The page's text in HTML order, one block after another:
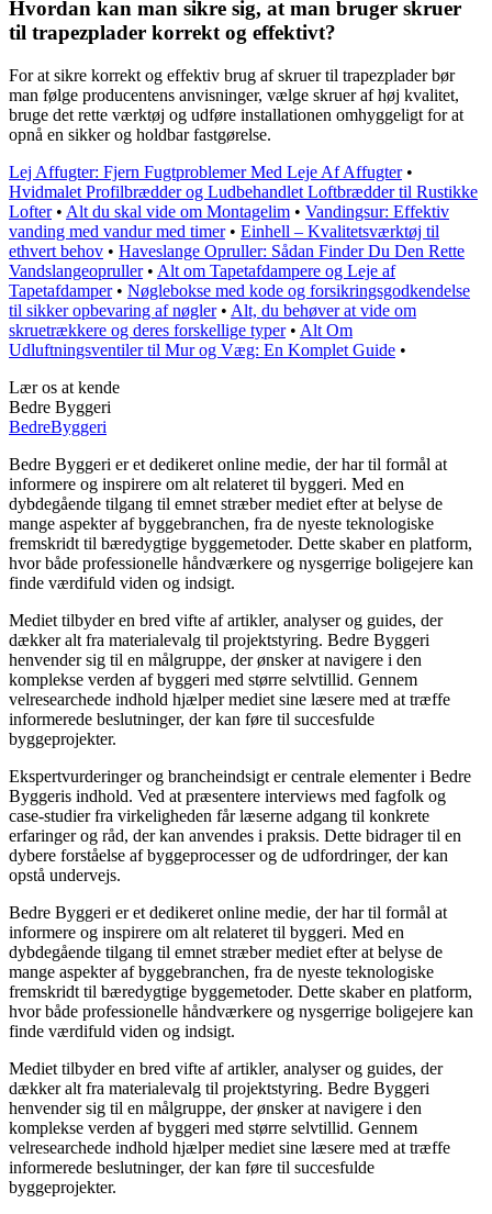
Hvordan kan man sikre sig, at man bruger skruer
til trapezplader korrekt og effektivt?
For at sikre korrekt og effektiv brug af skruer til trapezplader bør
man følge producentens anvisninger, vælge skruer af høj kvalitet,
bruge det rette værktøj og udføre installationen omhyggeligt for at
opnå en sikker og holdbar fastgørelse.
Lej Affugter: Fjern Fugtproblemer Med Leje Af Affugter•
Hvidmalet Profilbrædder og Ludbehandlet Loftbrædder til Rustikke
Lofter• Alt du skal vide om Montagelim • Vandingsur: Effektiv
vanding med vandur med timer• Einhell – Kvalitetsværktøj til
ethvert behov • Haveslange Opruller: Sådan Finder Du Den Rette
Vandslangeopruller• Alt om Tapetafdampere og Leje af
Tapetafdamper• Nøglebokse med kode og forsikringsgodkendelse
til sikker opbevaring af nøgler• Alt, du behøver at vide om
skruetrækkere og deres forskellige typer• Alt Om
Udluftningsventiler til Mur og Væg: En Komplet Guide •
Lær os at kende
Bedre Byggeri
BedreByggeri
Bedre Byggeri er et dedikeret online medie, der har til formål at
informere og inspirere om alt relateret til byggeri. Med en
dybdegående tilgang til emnet stræber mediet efter at belyse de
mange aspekter af byggebranchen, fra de nyeste teknologiske
fremskridt til bæredygtige byggemetoder. Dette skaber en platform,
hvor både professionelle håndværkere og nysgerrige boligejere kan
finde værdifuld viden og indsigt.
Mediet tilbyder en bred vifte af artikler, analyser og guides, der
dækker alt fra materialevalg til projektstyring. Bedre Byggeri
henvender sig til en målgruppe, der ønsker at navigere i den
komplekse verden af byggeri med større selvtillid. Gennem
velresearchede indhold hjælper mediet sine læsere med at træffe
informerede beslutninger, der kan føre til succesfulde
byggeprojekter.
Ekspertvurderinger og brancheindsigt er centrale elementer i Bedre
Byggeris indhold. Ved at præsentere interviews med fagfolk og
case-studier fra virkeligheden får læserne adgang til konkrete
erfaringer og råd, der kan anvendes i praksis. Dette bidrager til en
dybere forståelse af byggeprocesser og de udfordringer, der kan
opstå undervejs.
Bedre Byggeri er et dedikeret online medie, der har til formål at
informere og inspirere om alt relateret til byggeri. Med en
dybdegående tilgang til emnet stræber mediet efter at belyse de
mange aspekter af byggebranchen, fra de nyeste teknologiske
fremskridt til bæredygtige byggemetoder. Dette skaber en platform,
hvor både professionelle håndværkere og nysgerrige boligejere kan
finde værdifuld viden og indsigt.
Mediet tilbyder en bred vifte af artikler, analyser og guides, der
dækker alt fra materialevalg til projektstyring. Bedre Byggeri
henvender sig til en målgruppe, der ønsker at navigere i den
komplekse verden af byggeri med større selvtillid. Gennem
velresearchede indhold hjælper mediet sine læsere med at træffe
informerede beslutninger, der kan føre til succesfulde
byggeprojekter.